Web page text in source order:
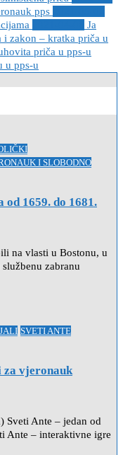
pps
Ja
i zakon – kratka priča u
priča u pps-u
u pps-u
I SLOBODNO
1659. do 1681.
na vlasti u Bostonu, u
zabranu
SVETI ANTE
za vjeronauk
Sveti Ante – jedan od
Ante – interaktivne igre